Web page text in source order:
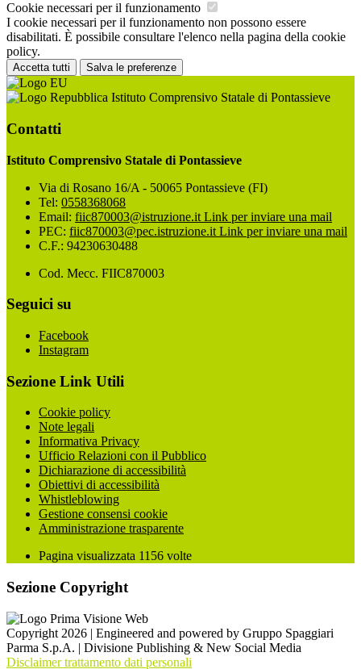
Cookie necessari per il funzionamento
I cookie necessari per il funzionamento non possono essere
disabilitati. È possibile consultare l'elenco nella pagina della cookie
policy.
Accetta tutti Salva le preferenze
Istituto Comprensivo Statale di Pontassieve
Contatti
Istituto Comprensivo Statale di Pontassieve
Via di Rosano 16/A - 50065 Pontassieve (FI)
Tel: 0558368068
Email: fiic870003@istruzione.it Link per inviare una mail
PEC: fiic870003@pec.istruzione.it Link per inviare una mail
C.F.: 94230630488
Cod. Mecc. FIIC870003
Seguici su
Facebook
Instagram
Sezione Link Utili
Cookie policy
Note legali
Informativa Privacy
Ufficio Relazioni con il Pubblico
Dichiarazione di accessibilità
Obiettivi di accessibilità
Whistleblowing
Gestione consensi cookie
Amministrazione trasparente
Pagina visualizzata 1156 volte
Sezione Copyright
Copyright 2026 | Engineered and powered by Gruppo Spaggiari
Parma S.p.A. | Divisione Publishing & New Social Media
Disclaimer trattamento dati personali